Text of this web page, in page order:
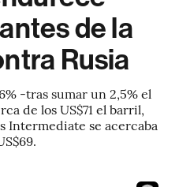
de la
Rusia
-tras sumar un 2,5% el
de los US$71 el barril,
Intermediate se acercaba